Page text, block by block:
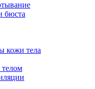
бюста
кожи тела